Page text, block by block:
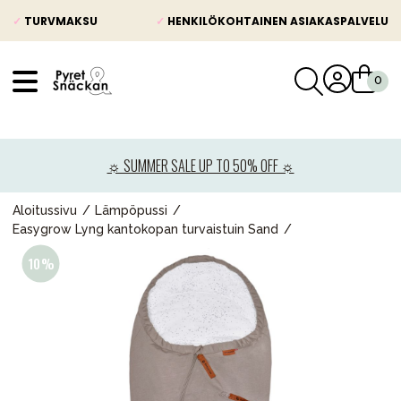
✓ TURVMAKSU ✓ HENKILÖKOHTAINEN ASIAKASPALVELU
☼ SUMMER SALE UP TO 50% OFF ☼
Aloitussivu
Lämpöpussi
Easygrow Lyng kantokopan turvaistuin Sand
Lastenvaunut
Lasten turvaistuimet
Lapsi & vauva
Lelut ja pelit
Äiti & Isä
Huonekalut & vuodevaatteet